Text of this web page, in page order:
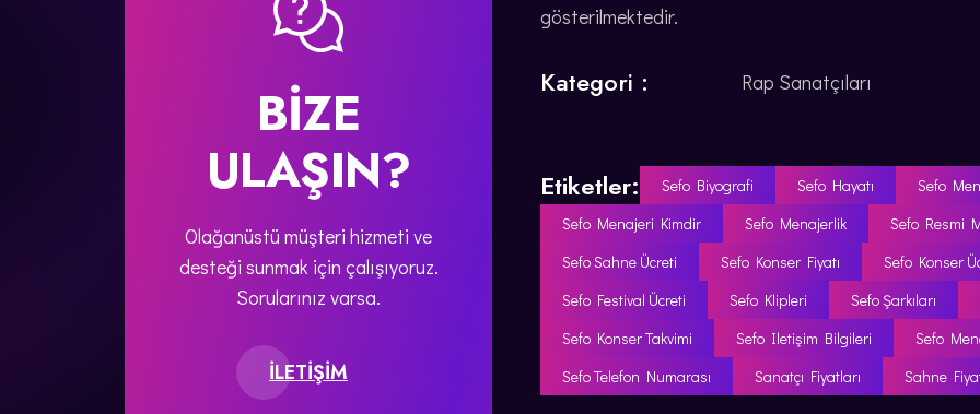
BIZE
ULAŞIN?
Olağanüstü müşteri hizmeti ve
desteği sunmak için çalışıyoruz.
Sorularınız varsa.
ILETIŞIM
gösterilmektedir.
Kategori : Rap Sanatçıları
Etiketler: Sefo Biyografi Sefo Hayatı
Sefo
Sefo Menajeri Kimdir
Sefo Menajerlik
Sefo Resmi
Sefo Sahne Ücreti
Sefo Konser Fiyatı
Sefo Konser
Sefo Festival Ücreti
Sefo Klipleri
Sefo Şarkıları
Sefo Konser Takvimi
Sefo Iletişim Bilgileri
Sefo
Sefo Telefon Numarası
Sanatçı Fiyatları Sahne